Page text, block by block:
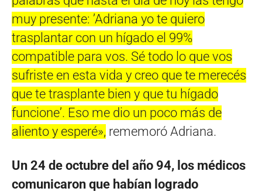
muy presente: ʼAdriana yo te quiero
trasplantar con un hígado el 99%
compatible para vos. Sé todo lo que vos
sufriste en esta vida y creo que te merecés
que te trasplante bien y que tu hígado
funcioneʼ. Eso me dio un poco más de
aliento y esperé», rememoró Adriana.
Un 24 de octubre del año 94, los médicos
comunicaron que habían logrado